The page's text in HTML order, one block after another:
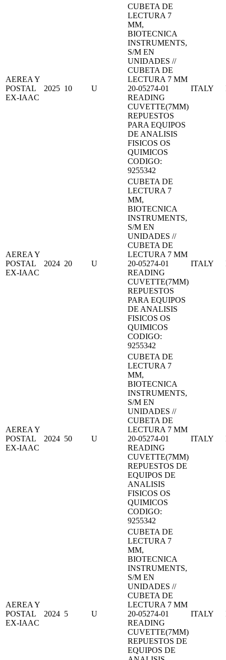
AEREA Y
POSTAL
EX-IAAC
2025 10 U
CUBETA DE
LECTURA 7
MM,
BIOTECNICA
INSTRUMENTS,
S/M EN
UNIDADES //
CUBETA DE
LECTURA 7 MM
20-05274-01
READING
CUVETTE(7MM)
REPUESTOS
PARA EQUIPOS
DE ANALISIS
FISICOS OS
QUIMICOS
CODIGO:
9255342
ITALY
AEREA Y
POSTAL
EX-IAAC
2024 20 U
CUBETA DE
LECTURA 7
MM,
BIOTECNICA
INSTRUMENTS,
S/M EN
UNIDADES //
CUBETA DE
LECTURA 7 MM
20-05274-01
READING
CUVETTE(7MM)
REPUESTOS
PARA EQUIPOS
DE ANALISIS
FISICOS OS
QUIMICOS
CODIGO:
9255342
ITALY
AEREA Y
POSTAL
EX-IAAC
2024 50 U
CUBETA DE
LECTURA 7
MM,
BIOTECNICA
INSTRUMENTS,
S/M EN
UNIDADES //
CUBETA DE
LECTURA 7 MM
20-05274-01
READING
CUVETTE(7MM)
REPUESTOS DE
EQUIPOS DE
ANALISIS
FISICOS OS
QUIMICOS
CODIGO:
9255342
ITALY
AEREA Y
POSTAL
EX-IAAC
2024 5 U
CUBETA DE
LECTURA 7
MM,
BIOTECNICA
INSTRUMENTS,
S/M EN
UNIDADES //
CUBETA DE
LECTURA 7 MM
20-05274-01
READING
CUVETTE(7MM)
REPUESTOS DE
EQUIPOS DE
ITALY